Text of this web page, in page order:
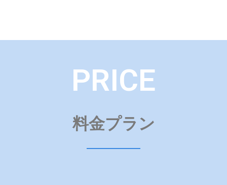
PRICE
料金プラン